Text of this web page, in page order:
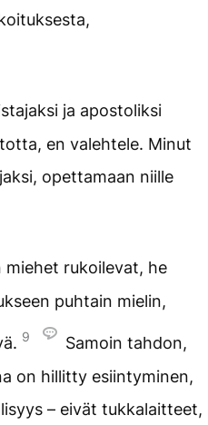
ja apostoliksi
en valehtele. Minut
opettamaan niille
rukoilevat, he
puhtain mielin,
9
Samoin tahdon,
on hillitty esiintyminen,
– eivät tukkalaitteet,